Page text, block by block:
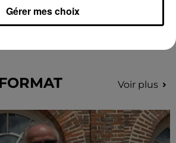
: les basketteurs chartrains
des 32es de finale de la Coupe de
Voir plus
Gérer mes choix